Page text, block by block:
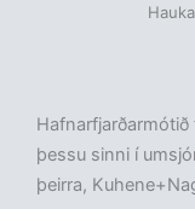
þessu sinni í
þeirra,